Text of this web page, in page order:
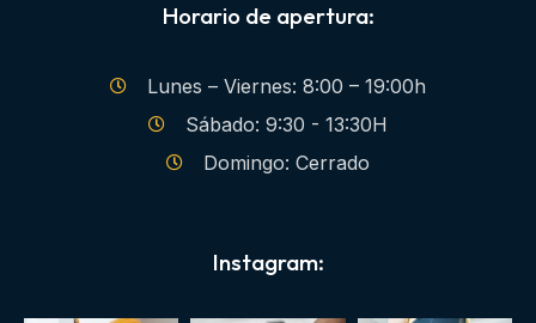
Horario de apertura:
Lunes – Viernes: 8:00 – 19:00h
Sábado: 9:30 - 13:30H
Domingo: Cerrado
Instagram: